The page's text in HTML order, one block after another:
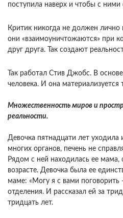
поступила наверх и чтобы с ними
Критик никогда не должен лично
они «взаимоуничтожаются» при
друг друга. Так создают
Так работал Стив Джобс. В
человека. И она
Множественность миров и
реальности.
Девочка пятнадцати лет
многих органов, печень не
Рядом с ней находилась ее мама,
возрасте. Девочка была ее
маме: «Могу я с вами
отделения. И рассказал ей за
тридцать лет.